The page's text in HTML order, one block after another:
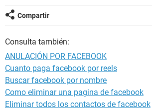
Compartir
Consulta también:
ANULACIÓN POR FACEBOOK
Cuanto paga facebook por reels
Buscar facebook por nombre
Como eliminar una pagina de facebook
Eliminar todos los contactos de facebook